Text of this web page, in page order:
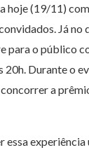
hoje (19/11)
Já no
para o público
20h. Durante o
a
essa